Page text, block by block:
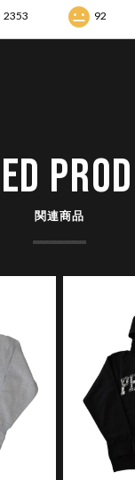
2353 92
関連商品